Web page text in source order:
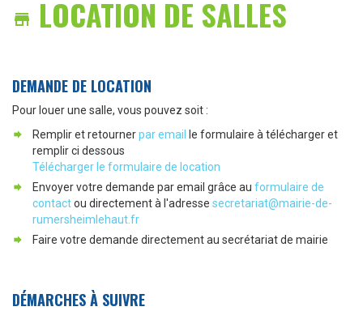
 LOCATION DE SALLES
DEMANDE DE LOCATION
Pour louer une salle, vous pouvez soit :
Remplir et retournerpar email
le formulaire à télécharger et
remplir ci dessous
Télécharger le formulaire de location
Envoyer votre demande par email grâce au formulaire de
contactou directement à l'adresse secretariat@mairie-de-
rumersheimlehaut.fr
Faire votre demande directement au secrétariat de mairie
DÉMARCHES À SUIVRE